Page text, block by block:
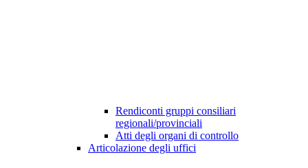
Rendiconti gruppi consiliari
regionali/provinciali
Atti degli organi di controllo
Articolazione degli uffici